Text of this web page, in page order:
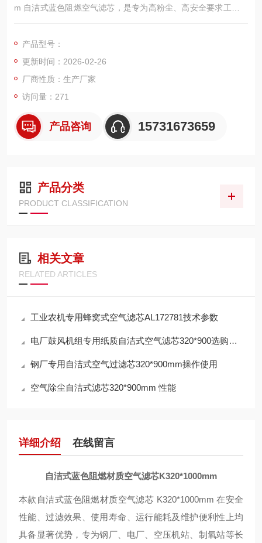
m 自洁式蓝色阻燃空气滤芯，是专为高粉尘、高安全要求工况设
计的大功率空压机 / 制氧站 / 鼓风机前置进气过滤元件。采用蓝
灰、阻燃防火、高效过滤、低阻长效四大核心能力，广泛用于钢
厂、电厂、水泥厂、化工厂、矿山、冶金、空压机站房等恶劣进
气环境，可稳定拦截粉尘、烟尘
产品型号：
更新时间：2026-02-26
厂商性质：生产厂家
访问量：271
产品咨询 15731673659
产品分类
PRODUCT CLASSIFICATION
相关文章
RELATED ARTICLES
工业农机专用蜂窝式空气滤芯AL172781技术参数
电厂鼓风机组专用纸质自洁式空气滤芯320*900选购指南
钢厂专用自洁式空气过滤芯320*900mm操作使用
空气除尘自洁式滤芯320*900mm 性能
详细介绍 在线留言
自洁式蓝色阻燃材质空气滤芯K320*1000mm
本款自洁式蓝色阻燃材质空气滤芯 K320*1000mm 在安全
性能、过滤效果、使用寿命、运行能耗及维护便利性上均
具备显著优势，专为钢厂、电厂、空压机站、制氧站等长